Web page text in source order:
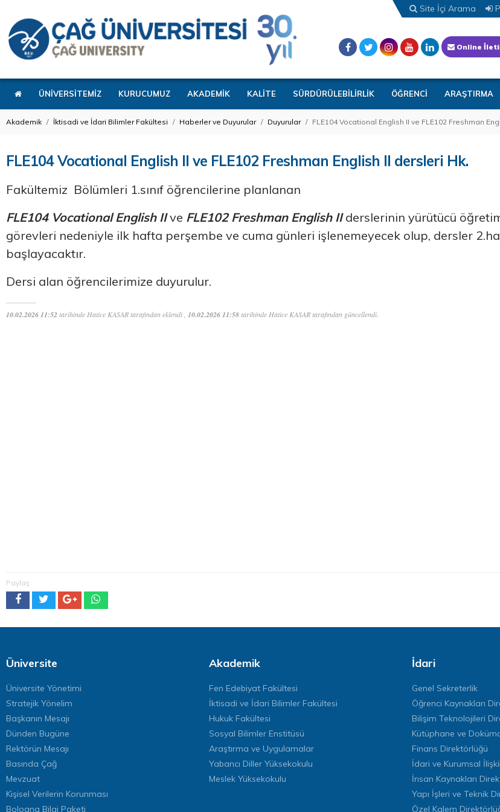
Site İçi Arama
Online
ÜNİVERSİTEMİZ KURUCUMUZ AKADEMİK KALİTE SÜRDÜRÜLEBİLİRLİK ÖĞRENCİ ARAŞTIRMA
Akademik İktisadi ve İdari Bilimler Fakültesi Haberler ve Duyurular Duyurular FLE104 Vocational English II ve FLE102 Freshman
FLE104 Vocational English II ve FLE102 Freshman English II dersleri Hk.
Fakültemiz Bölümleri 1.sınıf öğrencilerine planlanan
FLE104 Vocational English IIve FLE102 Freshman English IIderslerinin yürütücü
görevleri nedeniyle ilk hafta perşembe ve cuma günleri işlenemeyecek olup, dersler
başlayacaktır.
Dersi alan öğrencilerimize duyurulur.
10.02.2026 11:52tarihinde Hatice KASAR tarafından eklendi , 10.02.2026 11:58tarihinde Hatice KASAR tarafından güncellendi.
Paylaş
Üniversite
Üniversite Yönetimi
Stratejik Yönelim
Başkanın Mesajı
Dünden Bugüne
Rektörün Mesajı
Basında Çağ
Mevzuat
Kişisel Verilerin Korunması
Bologna Bilgi Paketi
Akademik
Fen Edebiyat Fakültesi
İktisadi ve İdari Bilimler Fakültesi
Hukuk Fakültesi
Sosyal Bilimler Enstitüsü
Araştırma ve Uygulamalar
Yabancı Diller Yüksekokulu
Meslek Yüksekokulu
İdari
Genel Sekreterlik
Öğrenci Kaynakları
Bilişim Teknolojileri
Kütüphane ve
Finans Direktörlüğü
İdari ve Kurumsal
İnsan Kaynakları
Yapı İşleri ve Teknik
Özel Kalem